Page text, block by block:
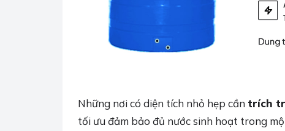
Những nơi có diện tích nhỏ hẹp cần trích
tối ưu đảm bảo đủ nước sinh hoạt trong